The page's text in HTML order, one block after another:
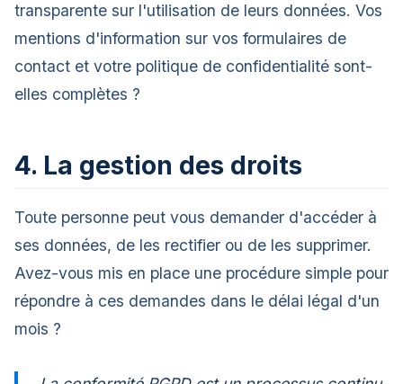
transparente sur l'utilisation de leurs données. Vos
mentions d'information sur vos formulaires de
contact et votre politique de confidentialité sont-
elles complètes ?
4. La gestion des droits
Toute personne peut vous demander d'accéder à
ses données, de les rectifier ou de les supprimer.
Avez-vous mis en place une procédure simple pour
répondre à ces demandes dans le délai légal d'un
mois ?